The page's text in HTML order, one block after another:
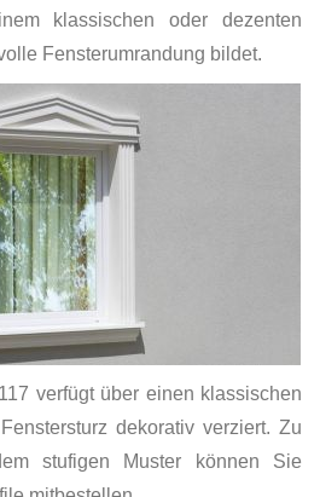
klassischen oder dezenten
Fensterumrandung bildet.
verfügt über einen klassischen
dekorativ verziert. Zu
stufigen Muster können Sie